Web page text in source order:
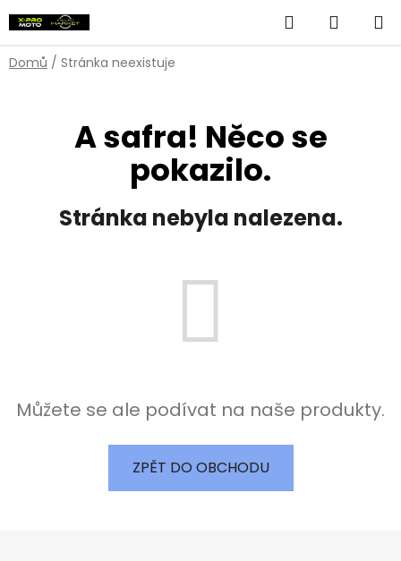
na
obsah
Hledat
KOŠÍK
Domů / Stránka neexistuje
A safra! Něco se
pokazilo.
Stránka nebyla nalezena.
Můžete se ale podívat na naše produkty.
ZPĚT DO OBCHODU